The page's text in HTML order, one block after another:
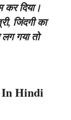
कर दिया।
जिंदगी का
गया तो
In Hindi